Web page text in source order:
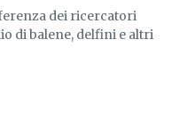
dei ricercatori
di balene, delfini e altri